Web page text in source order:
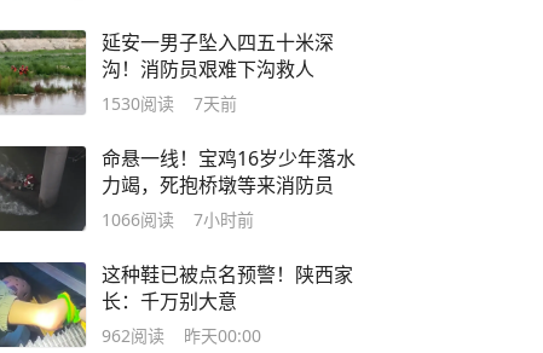
延安一男子坠入四五十米深
沟！消防员艰难下沟救人
1530阅读 7天前
命悬一线！宝鸡16岁少年落水
力竭，死抱桥墩等来消防员
1066阅读 7小时前
这种鞋已被点名预警！陕西家
长：千万别大意
962阅读 昨天00:00